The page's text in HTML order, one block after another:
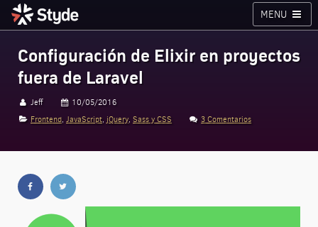
MENU
Configuración de Elixir en proyectos
fuera de Laravel
Jeff
10/05/2016
Frontend,JavaScript, jQuery,Sass y CSS 3 Comentarios